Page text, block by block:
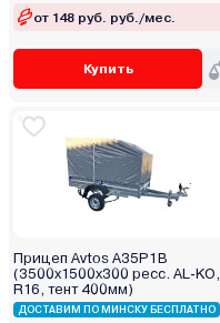
от 148 руб. руб./мес.
Купить
Прицеп Avtos A35P1B
(3500х1500х300 ресс. AL-KO,
R16, тент 400мм)
ДОСТАВИМ ПО МИНСКУ БЕСПЛАТНО